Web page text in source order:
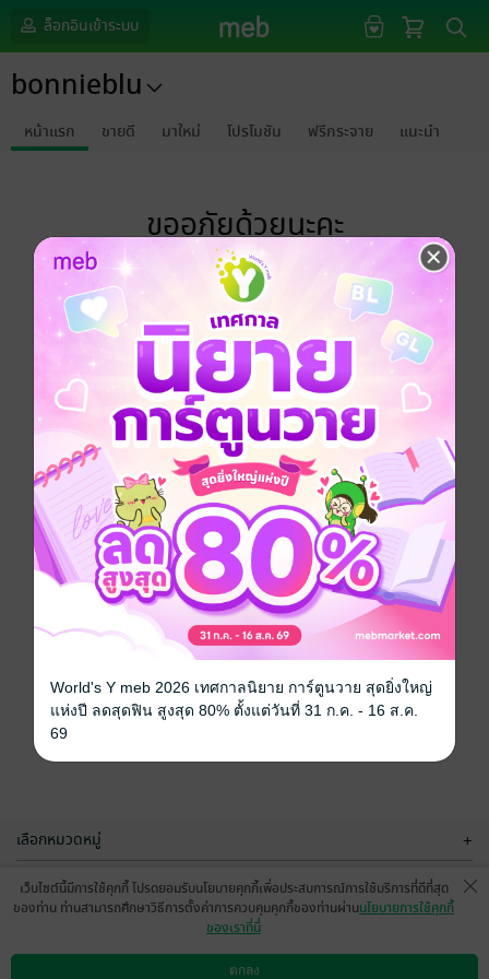
ล็อกอินเข้าระบบ
bonnieblu
หน้าแรก ขายดี มาใหม่ โปรโมชัน ฟรีกระจาย แนะนำ
ขออภัยด้วยนะคะ
ไม่พบข้อมูลในหัวข้อที่คุณกำลังชมค่ะ
เลือกหมวดหมู่ +
บริการช่วยเหลือ +
เว็บไซต์นี้มีการใช้คุกกี้ โปรดยอมรับนโยบายคุกกี้เพื่อประสบการณ์การใช้บริการที่ดีที่สุด
ของท่าน ท่านสามารถศึกษาวิธีการตั้งค่าการควบคุมคุกกี้ของท่านผ่านนโยบายการใช้คุกกี้
ของเราที่นี่
ตกลง
World's Y meb 2026 เทศกาลนิยาย การ์ตูนวาย สุดยิ่งใหญ่
แห่งปี ลดสุดฟิน สูงสุด 80% ตั้งแต่วันที่ 31 ก.ค. - 16 ส.ค.
69